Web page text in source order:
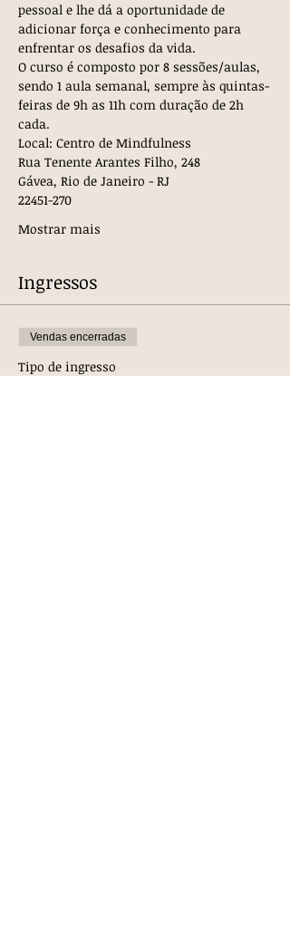
pessoal e lhe dá a oportunidade de
adicionar força e conhecimento para
enfrentar os desafios da vida.
O curso é composto por 8 sessões/aulas,
sendo 1 aula semanal, sempre às quintas-
feiras de 9h as 11h com duração de 2h
cada.
Local: Centro de Mindfulness
Rua Tenente Arantes Filho, 248
Gávea, Rio de Janeiro - RJ
22451-270
Mostrar mais
Ingressos
Vendas encerradas
Tipo de ingresso